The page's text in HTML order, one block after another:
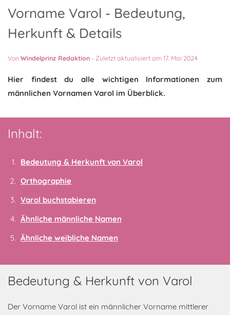
Vorname Varol - Bedeutung,
Herkunft & Details
VonWindelprinz Redaktion - Zuletzt aktualisiert am 17. Mai 2024
Hier findest du alle wichtigen Informationen zum
männlichen Vornamen Varol im Überblick.
Inhalt:
Bedeutung & Herkunft von Varol
Orthographie
Varol buchstabieren
Ähnliche männliche Namen
Ähnliche weibliche Namen
Bedeutung & Herkunft von Varol
Der Vorname Varol ist ein männlicher Vorname mittlerer